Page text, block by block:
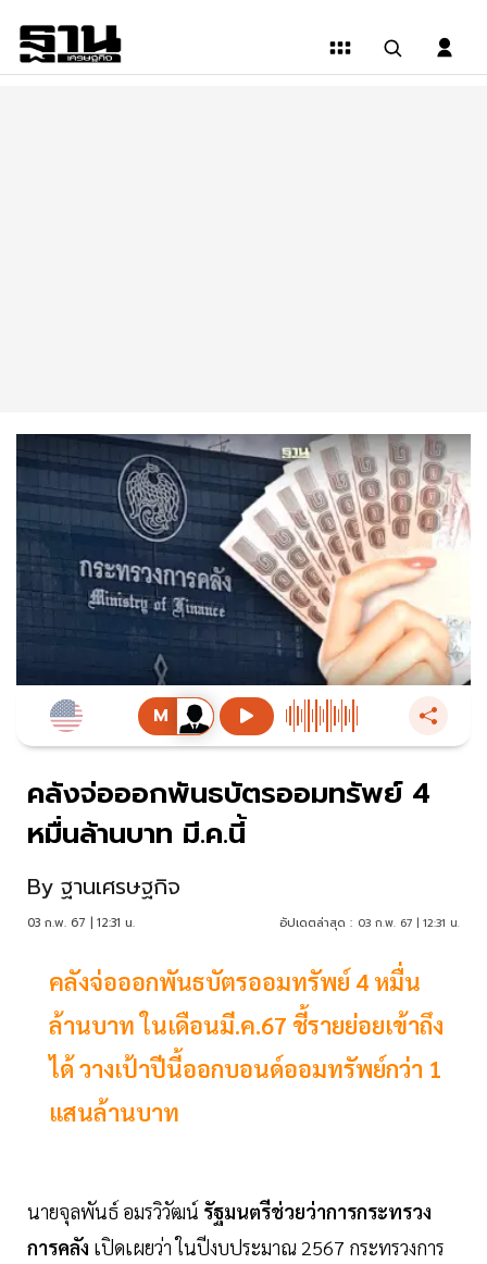
คลังจ่อออกพันธบัตรออมทรัพย์ 4
หมื่นล้านบาท มี.ค.นี้
By ฐานเศรษฐกิจ
03 ก.พ. 67 | 12:31 น. อัปเดตล่าสุด : 03 ก.พ. 67 | 12:31 น.
คลังจ่อออกพันธบัตรออมทรัพย์ 4 หมื่น
ล้านบาท ในเดือนมี.ค.67 ชี้รายย่อยเข้าถึง
ได้ วางเป้าปีนี้ออกบอนด์ออมทรัพย์กว่า 1
แสนล้านบาท
นายจุลพันธ์ อมรวิวัฒน์ รัฐมนตรีช่วยว่าการกระทรวง
การคลัง เปิดเผยว่า ในปีงบประมาณ 2567 กระทรวงการ